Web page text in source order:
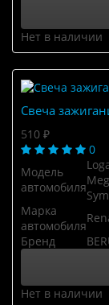
Нет в наличии
Свеча
510 ₽
0
Модель
автомобиля
Марка
автомобиля
Бренд
Нет в наличии